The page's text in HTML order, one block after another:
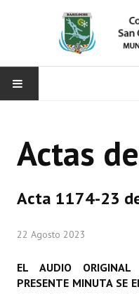
CONCEJO
Comisiones Permanentes
Comisiones Especiales
Actas
Acta 1174-23
22 Agosto 2023
EL AUDIO
PRESENTE MINUTA SE